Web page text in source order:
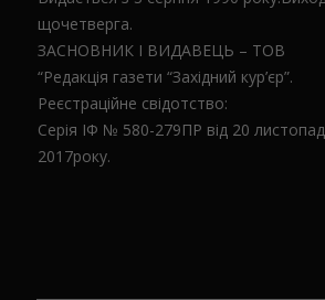
щочетверга.
ЗАСНОВНИК І ВИДАВЕЦЬ – ТОВ
“Редакція газети “Західний кур’єр”.
Реєстраційне свідотство:
Серія ІФ № 580-279ПР від 20 листопада
2017року.